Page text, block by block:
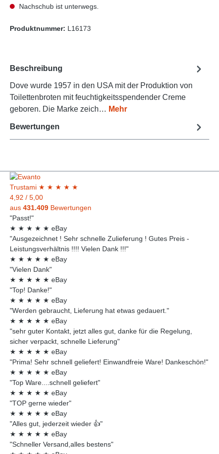
Nachschub ist unterwegs.
Produktnummer: L16173
Beschreibung
Dove wurde 1957 in den USA mit der Produktion von
Toilettenbroten mit feuchtigkeitsspendender Creme
geboren. Die Marke zeich… Mehr
Bewertungen
Trustami ★ ★ ★ ★ ★
4,92 / 5,00
aus 431.409 Bewertungen
"Passt!"
★ ★ ★ ★ ★ eBay
"Ausgezeichnet ! Sehr schnelle Zulieferung ! Gutes Preis -
Leistungsverhältnis !!!! Vielen Dank !!!"
★ ★ ★ ★ ★ eBay
"Vielen Dank"
★ ★ ★ ★ ★ eBay
"Top! Danke!"
★ ★ ★ ★ ★ eBay
"Werden gebraucht, Lieferung hat etwas gedauert."
★ ★ ★ ★ ★ eBay
"sehr guter Kontakt, jetzt alles gut, danke für die Regelung,
sicher verpackt, schnelle Lieferung"
★ ★ ★ ★ ★ eBay
"Prima! Sehr schnell geliefert! Einwandfreie Ware! Dankeschön!"
★ ★ ★ ★ ★ eBay
"Top Ware....schnell geliefert"
★ ★ ★ ★ ★ eBay
"TOP gerne wieder"
★ ★ ★ ★ ★ eBay
"Alles gut, jederzeit wieder 👍"
★ ★ ★ ★ ★ eBay
"Schneller Versand,alles bestens"